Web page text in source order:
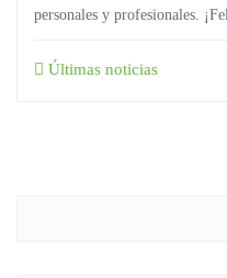
personales y profesionales.
Últimas noticias